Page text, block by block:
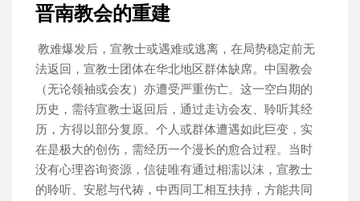
晋南教会的重建
教难爆发后，宣教士或遇难或逃离，在局势稳定前无
法返回，宣教士团体在华北地区群体缺席。中国教会
（无论领袖或会友）亦遭受严重伤亡。这一空白期的
历史，需待宣教士返回后，通过走访会友、聆听其经
历，方得以部分复原。个人或群体遭遇如此巨变，实
在是极大的创伤，需经历一个漫长的愈合过程。当时
没有心理咨询资源，信徒唯有通过相濡以沫，宣教士
的聆听、安慰与代祷，中西同工相互扶持，方能共同